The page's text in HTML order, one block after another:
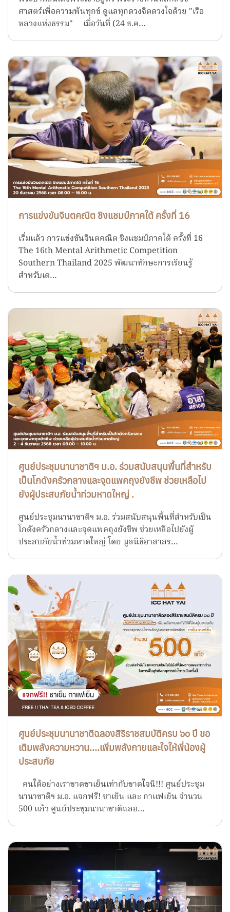
ศาสตร์เพื่อความพ้นทุกข์ ดูแลทุกดวงจิตดวงใจด้วย "เรือ
หลวงแห่งธรรม" เมื่อวันที่ (24 ธ.ค…
การแข่งขันจินตคณิต ชิงแชมป์ภาคใต้ ครั้งที่ 16
เริ่มแล้ว การแข่งขันจินตคณิต ชิงแชมป์ภาคใต้ ครั้งที่ 16
The 16th Mental Arithmetic Competition
Southern Thailand 2025 พัฒนาทักษะการเรียนรู้
สำหรับเด…
ศูนย์ประชุมนานาชาติฯ ม.อ. ร่วมสนับสนุนพื้นที่สำหรับ
เป็นโกดังครัวกลางและจุดแพคถุงยังชีพ ช่วยเหลือไป
ยังผู้ประสบภัยน้ำท่วมหาดใหญ่ .
ศูนย์ประชุมนานาชาติฯ ม.อ. ร่วมสนับสนุนพื้นที่สำหรับเป็น
โกดังครัวกลางและจุดแพคถุงยังชีพ ช่วยเหลือไปยังผู้
ประสบภัยน้ำท่วมหาดใหญ่ โดย มูลนิธิอาสาสร…
ศูนย์ประชุมนานาชาติฉลองสิริราชสมบัติครบ ๖๐ ปี ขอ
เติมพลังความหวาน....เพิ่มพลังกายและใจให้พี่น้องผู้
ประสบภัย
คนใต้อย่างเราขาดชาเย็นเท่ากับขาดใจนิ!!! ศูนย์ประชุม
นานาชาติฯ ม.อ. แจกฟรี! ชาเย็น และ กาแฟเย็น จำนวน
500 แก้ว ศูนย์ประชุมนานาชาติฉลอ…